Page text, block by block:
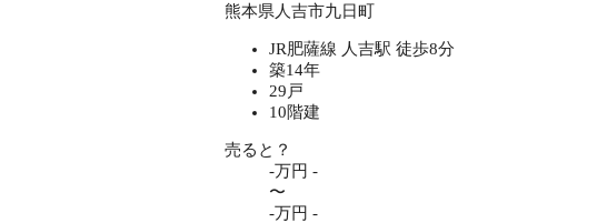
熊本県人吉市九日町
JR肥薩線 人吉駅 徒歩8分
築14年
29戸
10階建
売ると？
-万円 -
〜
-万円 -